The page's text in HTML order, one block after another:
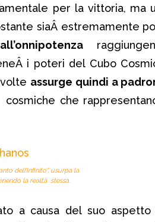
per la vittoria, ma
siaÂ estremamente
i poteri del Cubo
volte assurge quindi a
che
dell’Infinito”, usurpa la
la realtà stessa.
a causa del suo aspetto